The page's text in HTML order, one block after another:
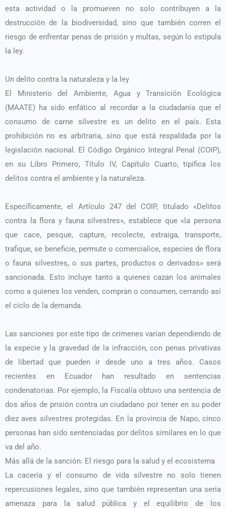
esta actividad o la promueven no solo contribuyen a la
destrucción de la biodiversidad, sino que también corren el
riesgo de enfrentar penas de prisión y multas, según lo estipula
la ley.
Un delito contra la naturaleza y la ley
El Ministerio del Ambiente, Agua y Transición Ecológica
(MAATE) ha sido enfático al recordar a la ciudadanía que el
consumo de carne silvestre es un delito en el país. Esta
prohibición no es arbitraria, sino que está respaldada por la
legislación nacional. El Código Orgánico Integral Penal (COIP),
en su Libro Primero, Título IV, Capítulo Cuarto, tipifica los
delitos contra el ambiente y la naturaleza.
Específicamente, el Artículo 247 del COIP, titulado «Delitos
contra la flora y fauna silvestres», establece que «la persona
que cace, pesque, capture, recolecte, extraiga, transporte,
trafique, se beneficie, permute o comercialice, especies de flora
o fauna silvestres, o sus partes, productos o derivados» será
sancionada. Esto incluye tanto a quienes cazan los animales
como a quienes los venden, compran o consumen, cerrando así
el ciclo de la demanda.
Las sanciones por este tipo de crímenes varían dependiendo de
la especie y la gravedad de la infracción, con penas privativas
de libertad que pueden ir desde uno a tres años. Casos
recientes en Ecuador han resultado en sentencias
condenatorias. Por ejemplo, la Fiscalía obtuvo una sentencia de
dos años de prisión contra un ciudadano por tener en su poder
diez aves silvestres protegidas. En la provincia de Napo, cinco
personas han sido sentenciadas por delitos similares en lo que
va del año.
Más allá de la sanción: El riesgo para la salud y el ecosistema
La cacería y el consumo de vida silvestre no solo tienen
repercusiones legales, sino que también representan una seria
amenaza para la salud pública y el equilibrio de los